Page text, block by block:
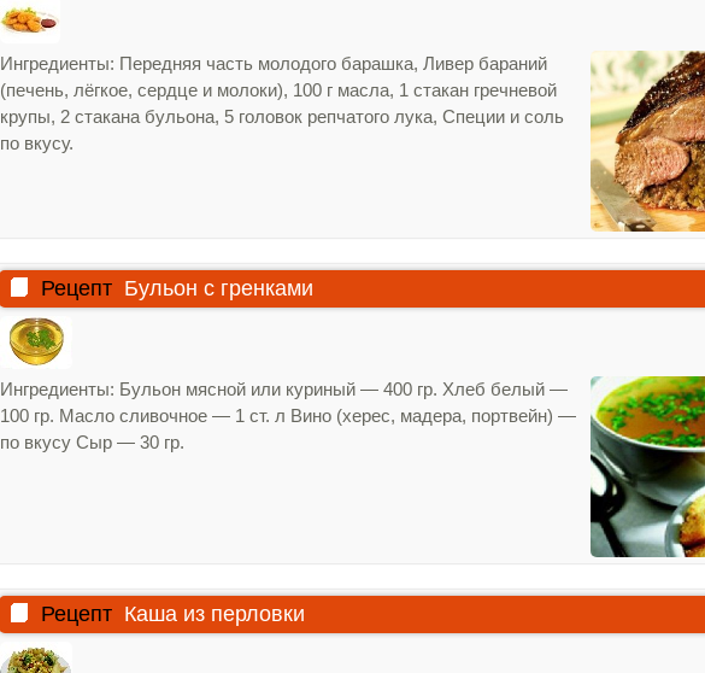
Ингредиенты: Передняя часть молодого барашка, Ливер бараний
(печень, лёгкое, сердце и молоки), 100 г масла, 1 стакан гречневой
крупы, 2 стакана бульона, 5 головок репчатого лука, Специи и соль
по вкусу.
Рецепт Бульон с гренками
Ингредиенты: Бульон мясной или куриный — 400 гр. Хлеб белый —
100 гр. Масло сливочное — 1 ст. л Вино (херес, мадера, портвейн) —
по вкусу Сыр — 30 гр.
Рецепт Каша из перловки